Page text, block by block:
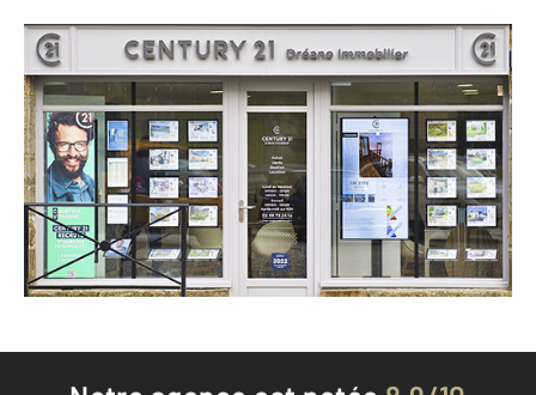
CENTURY 21 Dréano Immobilier
28 Place des Déportés
COMBOURG - 35270
Envoyer un message
Téléphoner à l'agence